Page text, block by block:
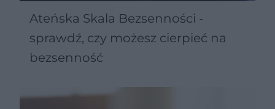
Ateńska Skala Bezsenności -
sprawdź, czy możesz cierpieć na
bezsenność